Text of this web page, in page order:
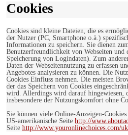
Cookies
Cookies sind kleine Dateien, die es
der Nutzer (PC, Smartphone o.ä.)
Informationen zu speichern. Sie dienen
Benutzerfreundlichkeit von Webseiten und
Speicherung von Logindaten). Zum
Daten der Webseitennutzung zu erfassen
Angebotes analysieren zu können. Die
Cookies Einfluss nehmen. Die meisten
der das Speichern von Cookies
wird. Allerdings wird darauf hingewiesen,
insbesondere der Nutzungskomfort ohne
Sie können viele Online-Anzeigen-
US-amerikanische Seite http://
Seite http://www.youronlinechoices.com/